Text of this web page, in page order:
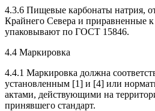
4.3.6 Пищевые карбонаты натрия,
Крайнего Севера и приравненные
упаковывают по ГОСТ 15846.
4.4 Маркировка
4.4.1 Маркировка должна
установленным [1] и [4] или
актами, действующими на
принявшего стандарт.